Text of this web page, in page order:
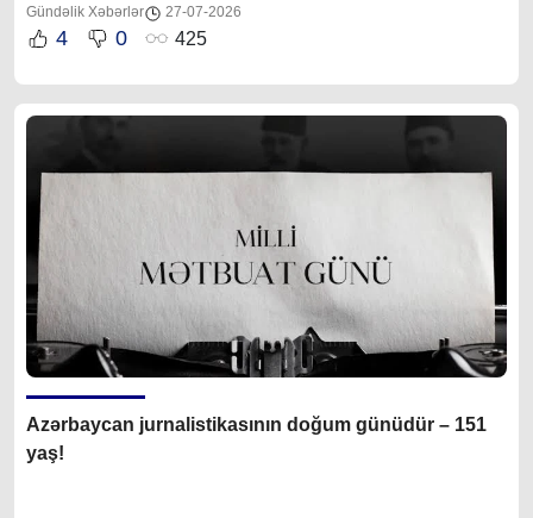
Gündəlik Xəbərlər 27-07-2026
4 0 425
Azərbaycan jurnalistikasının doğum günüdür – 151
yaş!